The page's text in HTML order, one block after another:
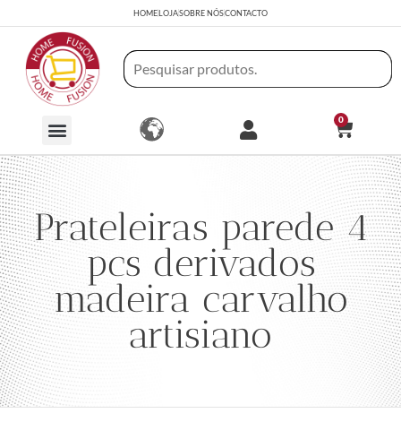
HOMELOJASOBRE NÓSCONTACTO
0
Prateleiras parede 4
pcs derivados
madeira carvalho
artisiano